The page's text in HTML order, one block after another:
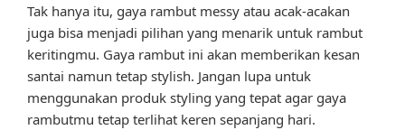
Tak hanya itu, gaya rambut messy atau acak-acakan
juga bisa menjadi pilihan yang menarik untuk rambut
keritingmu. Gaya rambut ini akan memberikan kesan
santai namun tetap stylish. Jangan lupa untuk
menggunakan produk styling yang tepat agar gaya
rambutmu tetap terlihat keren sepanjang hari.